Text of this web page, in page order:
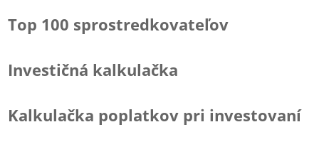
Top 100 sprostredkovateľov
Investičná kalkulačka
Kalkulačka poplatkov pri investovaní